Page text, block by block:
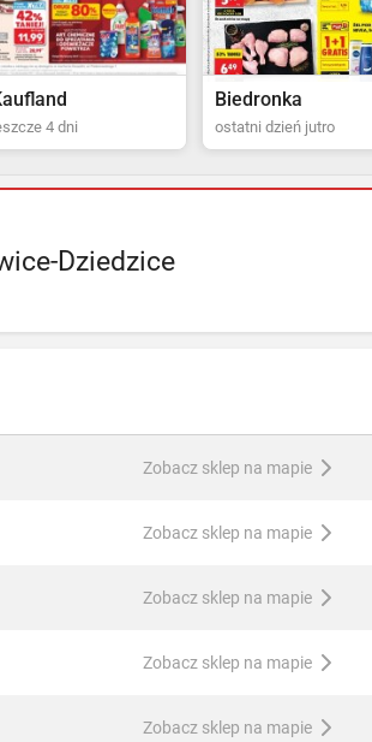
4 dni
Biedronka
ostatni dzień jutro
Dziedzice
Zobacz sklep na mapie
Zobacz sklep na mapie
Zobacz sklep na mapie
Zobacz sklep na mapie
Zobacz sklep na mapie